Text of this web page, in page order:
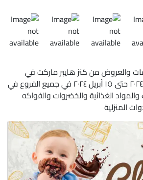
والعروض من كنز هايبر ماركت في
الإمارات من ٢٩ مارس ٢٠٢٤ حتى ١٥ أبريل ٢٠٢٤ في جميع الفروع في
الغذائية والخضروات والفواكه
المنزلية